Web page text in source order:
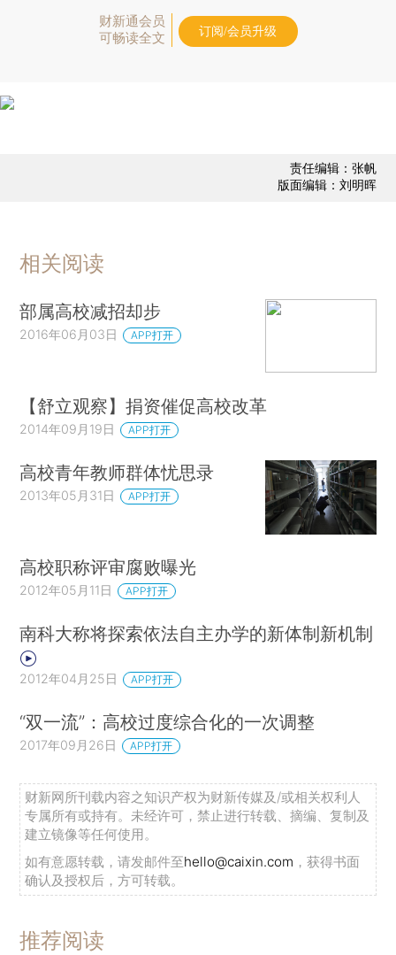
财新通会员
可畅读全文
订阅/会员升级
责任编辑：张帆
版面编辑：刘明晖
相关阅读
部属高校减招却步
2016年06月03日 APP打开
【舒立观察】捐资催促高校改革
2014年09月19日 APP打开
高校青年教师群体忧思录
2013年05月31日 APP打开
高校职称评审腐败曝光
2012年05月11日 APP打开
南科大称将探索依法自主办学的新体制新机制
2012年04月25日 APP打开
“双一流”：高校过度综合化的一次调整
2017年09月26日 APP打开
财新网所刊载内容之知识产权为财新传媒及/或相关权利人
专属所有或持有。未经许可，禁止进行转载、摘编、复制及
建立镜像等任何使用。
如有意愿转载，请发邮件至hello@caixin.com ，获得书面
确认及授权后，方可转载。
推荐阅读